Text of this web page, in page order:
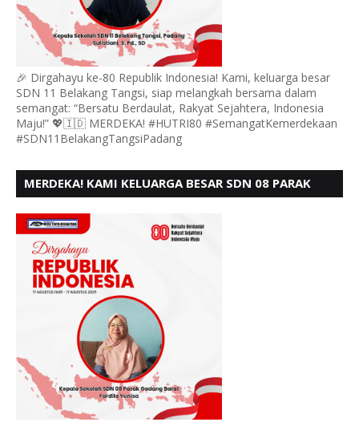
🎉 Dirgahayu ke-80 Republik Indonesia! Kami, keluarga besar
SDN 11 Belakang Tangsi, siap melangkah bersama dalam
semangat: “Bersatu Berdaulat, Rakyat Sejahtera, Indonesia
Maju!” 💖🇮🇩 MERDEKA! #HUTRI80 #SemangatKemerdekaan
#SDN11BelakangTangsiPadang
MERDEKA! KAMI KELUARGA BESAR SDN 08 PARAK
- 80,